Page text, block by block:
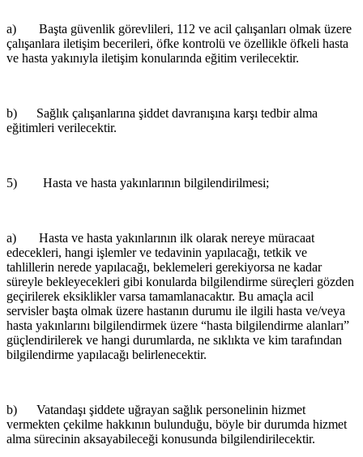
a) Başta güvenlik görevlileri, 112 ve acil çalışanları olmak üzere
çalışanlara iletişim becerileri, öfke kontrolü ve özellikle öfkeli hasta
ve hasta yakınıyla iletişim konularında eğitim verilecektir.
b) Sağlık çalışanlarına şiddet davranışına karşı tedbir alma
eğitimleri verilecektir.
5) Hasta ve hasta yakınlarının bilgilendirilmesi;
a) Hasta ve hasta yakınlarının ilk olarak nereye müracaat
edecekleri, hangi işlemler ve tedavinin yapılacağı, tetkik ve
tahlillerin nerede yapılacağı, beklemeleri gerekiyorsa ne kadar
süreyle bekleyecekleri gibi konularda bilgilendirme süreçleri gözden
geçirilerek eksiklikler varsa tamamlanacaktır. Bu amaçla acil
servisler başta olmak üzere hastanın durumu ile ilgili hasta ve/veya
hasta yakınlarını bilgilendirmek üzere “hasta bilgilendirme alanları”
güçlendirilerek ve hangi durumlarda, ne sıklıkta ve kim tarafından
bilgilendirme yapılacağı belirlenecektir.
b) Vatandaşı şiddete uğrayan sağlık personelinin hizmet
vermekten çekilme hakkının bulunduğu, böyle bir durumda hizmet
alma sürecinin aksayabileceği konusunda bilgilendirilecektir.